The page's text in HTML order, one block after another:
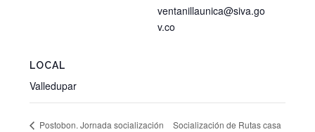
LOCAL
Valledupar
ventanillaunica@siva.go
v.co
Postobon. Jornada socialización
Socialización de Rutas casa